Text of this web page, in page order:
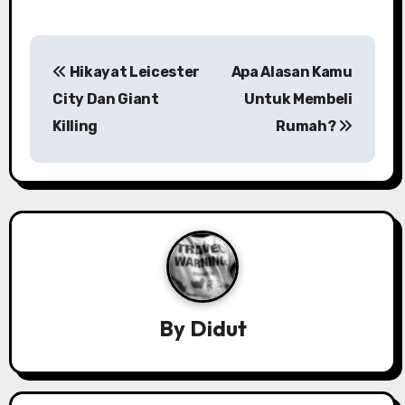
P
t
n
a
Hikayat Leicester
City Dan Giant
Killing
Apa Alasan Kamu
Untuk Membeli
Rumah?
By Didut